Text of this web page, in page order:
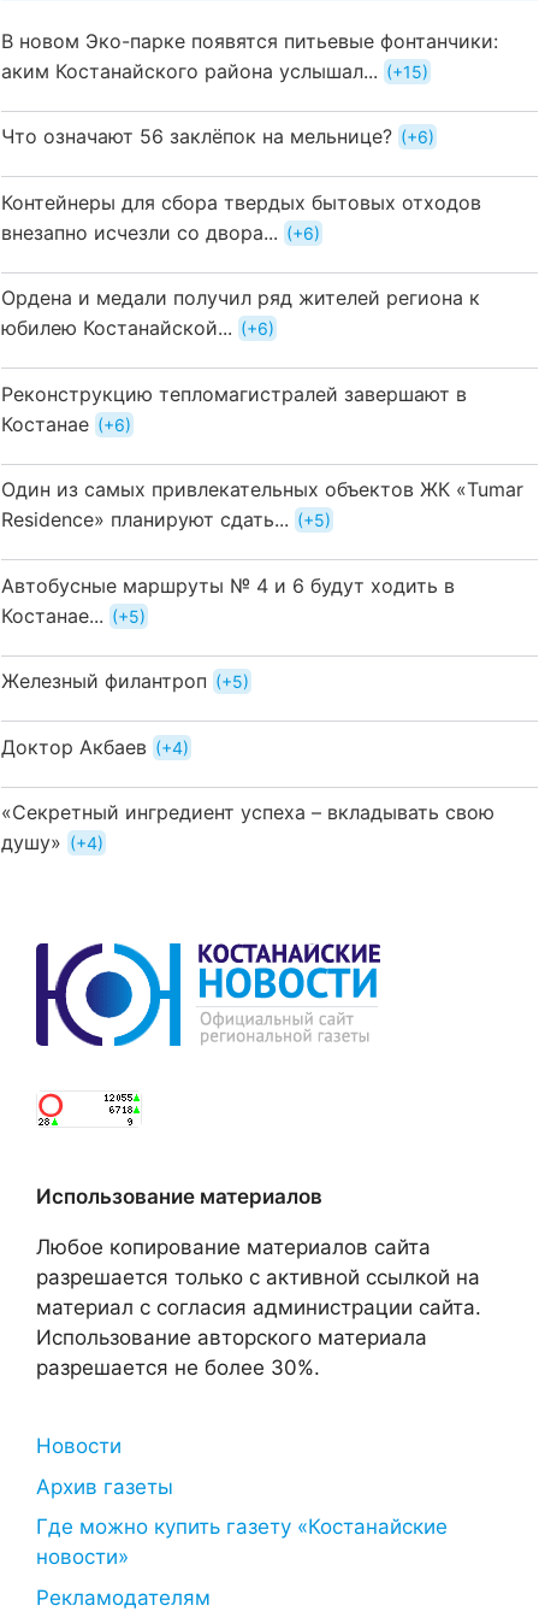
В новом Эко-парке появятся питьевые фонтанчики:
аким Костанайского района услышал...
+15
Что означают 56 заклёпок на мельнице? +6
Контейнеры для сбора твердых бытовых отходов
внезапно исчезли со двора...
+6
Ордена и медали получил ряд жителей региона к
юбилею Костанайской...
+6
Реконструкцию тепломагистралей завершают в
Костанае
+6
Один из самых привлекательных объектов ЖК «Tumar
Residence» планируют сдать...
+5
Автобусные маршруты № 4 и 6 будут ходить в
Костанае...
+5
Железный филантроп +5
Доктор Акбаев +4
«Секретный ингредиент успеха – вкладывать свою
душу»
+4
Использование материалов
Любое копирование материалов сайта
разрешается только с активной ссылкой на
материал с согласия администрации сайта.
Использование авторского материала
разрешается не более 30%.
Новости
Архив газеты
Где можно купить газету «Костанайские
новости»
Рекламодателям